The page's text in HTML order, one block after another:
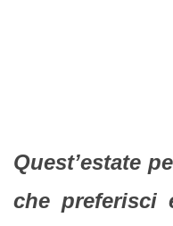
Quest’estate
che